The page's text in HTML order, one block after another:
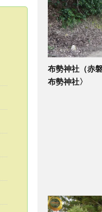
布勢神社（赤
布勢神社〉